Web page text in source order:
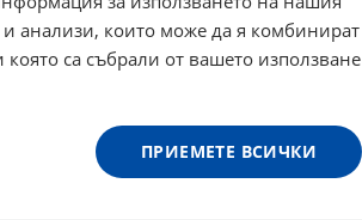
анализи, които може да я комбинират
са събрали от вашето използване
ПРИЕМЕТЕ ВСИЧКИ